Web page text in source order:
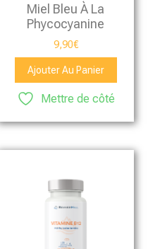
Miel Bleu À La
Phycocyanine
9,90€
Ajouter Au Panier
Mettre de côté